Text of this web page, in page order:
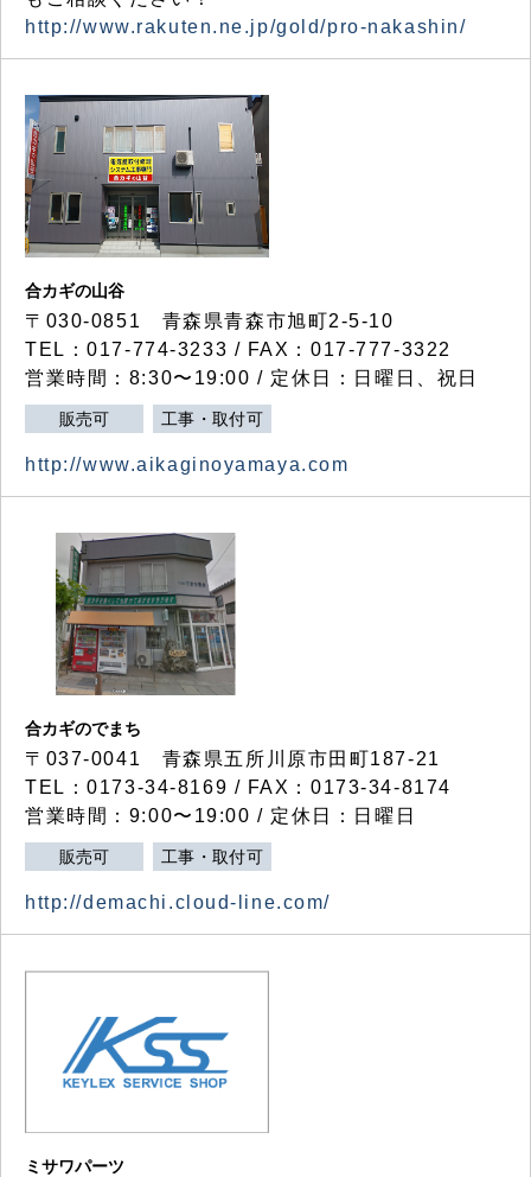
http://www.rakuten.ne.jp/gold/pro-nakashin/
合カギの山谷
〒030-0851 青森県青森市旭町2-5-10
TEL：017-774-3233 / FAX：017-777-3322
営業時間：8:30〜19:00 / 定休日：日曜日、祝日
販売可 工事・取付可
http://www.aikaginoyamaya.com
合カギのでまち
〒037-0041 青森県五所川原市田町187-21
TEL：0173-34-8169 / FAX：0173-34-8174
営業時間：9:00〜19:00 / 定休日：日曜日
販売可 工事・取付可
http://demachi.cloud-line.com/
ミサワパーツ